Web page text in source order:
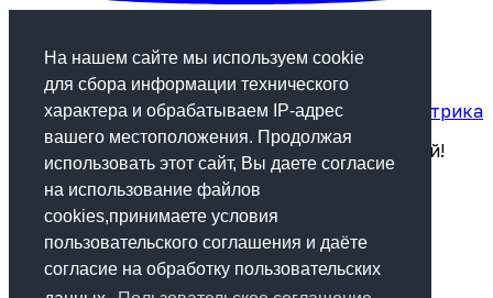
На нашем сайте мы используем cookie
для сбора информации технического
характера и обрабатываем IP-адрес
вашего местоположения. Продолжая
использовать этот сайт, Вы даете согласие
на использование файлов
cookies,принимаете условия
пользовательского соглашения и даёте
согласие на обработку пользовательских
Статистика посещаемости сайта от Яндекс.Метрика
Будь в курсе! Подпишись на рассылку новостей!
Подписаться
© 2013-2024 "Медиа-центр Крапивинского
муниципального округа"